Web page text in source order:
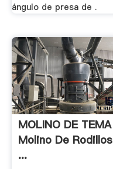
ángulo de presa de .
MOLINO DE TEMA
Molino De Rodillos
...